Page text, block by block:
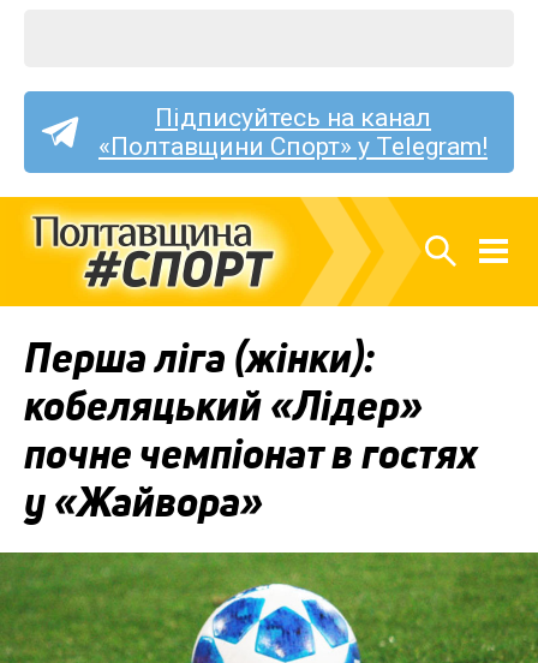
Підписуйтесь на канал
«Полтавщини Спорт» у Telegram!
Перша ліга (жінки):
кобеляцький «Лідер»
почне чемпіонат в гостях
у «Жайвора»